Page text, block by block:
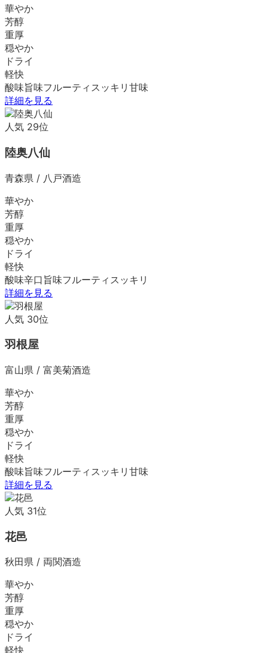
華やか
芳醇
重厚
穏やか
ドライ
軽快
酸味旨味フルーティ スッキリ 甘味
詳細を見る
人気 29位
陸奥八仙
青森県 / 八戸酒造
華やか
芳醇
重厚
穏やか
ドライ
軽快
酸味辛口 旨味フルーティ スッキリ
詳細を見る
人気 30位
羽根屋
富山県 / 富美菊酒造
華やか
芳醇
重厚
穏やか
ドライ
軽快
酸味旨味フルーティ スッキリ 甘味
詳細を見る
人気 31位
花邑
秋田県 / 両関酒造
華やか
芳醇
重厚
穏やか
ドライ
軽快